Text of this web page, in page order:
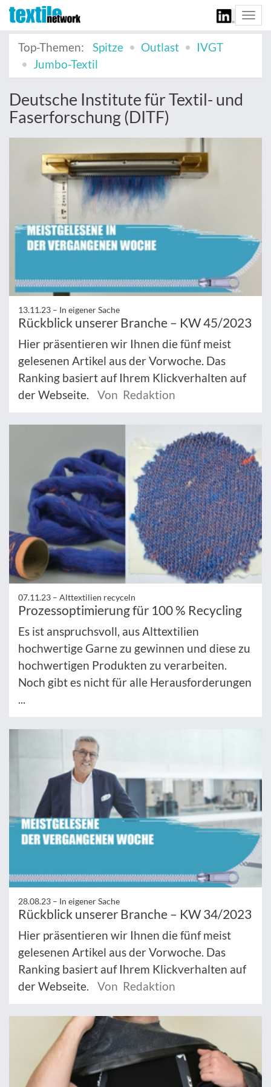
Top-Themen:
Spitze Outlast
IVGT
Jumbo-Textil
Deutsche Institute für Textil- und
Faserforschung (DITF)
13.11.23 – In eigener Sache
Rückblick unserer Branche – KW 45/2023
Hier präsentieren wir Ihnen die fünf meist
gelesenen Artikel aus der Vorwoche. Das
Ranking basiert auf Ihrem Klickverhalten auf
der Webseite.
Von Redaktion
07.11.23 – Alttextilien recyceln
Prozessoptimierung für 100 % Recycling
Es ist anspruchsvoll, aus Alttextilien
hochwertige Garne zu gewinnen und diese zu
hochwertigen Produkten zu verarbeiten.
Noch gibt es nicht für alle Herausforderungen
28.08.23 – In eigener Sache
Rückblick unserer Branche – KW 34/2023
Hier präsentieren wir Ihnen die fünf meist
gelesenen Artikel aus der Vorwoche. Das
Ranking basiert auf Ihrem Klickverhalten auf
der Webseite.
Von Redaktion